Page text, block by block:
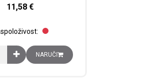
količina
11,58 €
za samostalnu montažu TeSys D
NARUČI